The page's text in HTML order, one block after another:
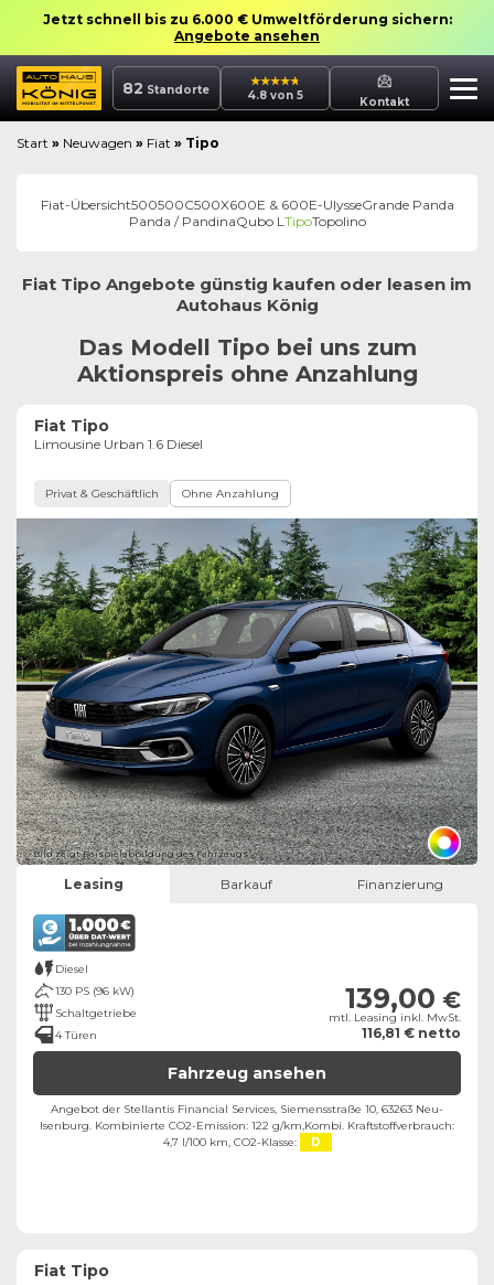
Jetzt schnell bis zu 6.000 € Umweltförderung sichern:
Angebote ansehen
82 Standorte 4.8 von 5 Kontakt
Start » Neuwagen » Fiat » Tipo
Fiat-Übersicht500500C500X600E & 600E-UlysseGrande Panda
Panda / PandinaQubo LTipoTopolino
Fiat Tipo Angebote günstig kaufen oder leasen im
Autohaus König
Das Modell Tipo bei uns zum
Aktionspreis ohne Anzahlung
Fiat Tipo
Limousine Urban 1.6 Diesel
Privat & Geschäftlich Ohne Anzahlung
Bild zeigt Beispielabbildung des Fahrzeugs
Leasing Barkauf Finanzierung
Diesel
130 PS (96 kW)
Schaltgetriebe
4 Türen
139,00 €
mtl. Leasing inkl. MwSt.
116,81 € netto
Fahrzeug ansehen
Angebot der Stellantis Financial Services, Siemensstraße 10, 63263 Neu-
Isenburg. ​ Kombinierte CO2-Emission: 122 g/km,Kombi. Kraftstoffverbrauch:
4,7 l/100 km, CO2-Klasse: D
Fiat Tipo